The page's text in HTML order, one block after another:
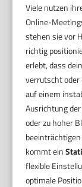
Viele nutzen
Online-
stehen sie vor
richtig
erlebt, dass
verrutscht oder
auf einem
Ausrichtung
oder zu hoher
kommt ein
flexible
optimale